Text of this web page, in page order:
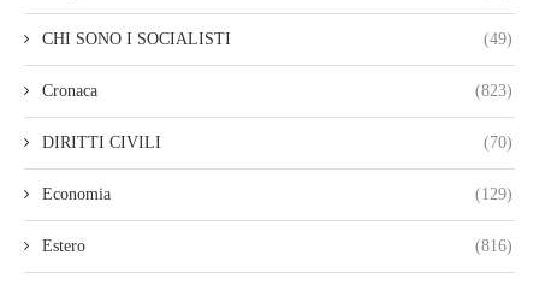
CHI SONO I SOCIALISTI (49)
Cronaca (823)
DIRITTI CIVILI (70)
Economia (129)
Estero (816)